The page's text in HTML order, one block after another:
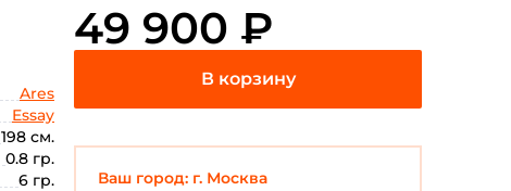
Ares
Essay
198 см.
0.8 гр.
6 гр.
49 900 ₽
Ваш город: г. Москва